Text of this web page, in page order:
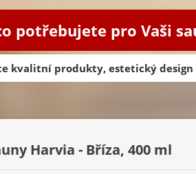
potřebujete pro Vaši
kvalitní produkty, estetický design
Harvia - Bříza, 400 ml